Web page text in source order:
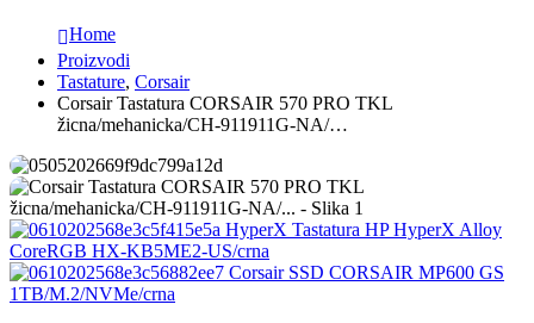
Home
Proizvodi
Tastature, Corsair
Corsair Tastatura CORSAIR 570 PRO TKL
žicna/mehanicka/CH-911911G-NA/…
HyperX Tastatura HP HyperX Alloy
CoreRGB HX-KB5ME2-US/crna
Corsair SSD CORSAIR MP600 GS
1TB/M.2/NVMe/crna